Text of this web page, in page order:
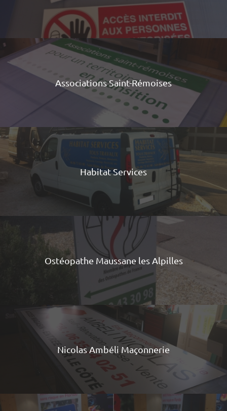
Associations Saint-Rémoises
Habitat Services
Ostéopathe Maussane les Alpilles
Nicolas Ambéli Maçonnerie